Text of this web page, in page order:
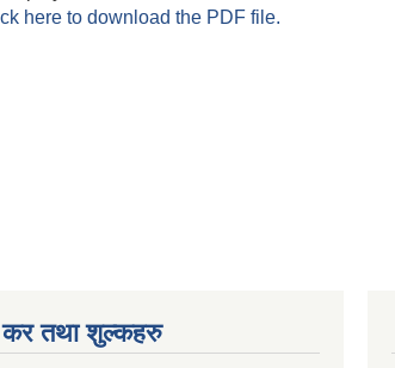
here to download the PDF file.
कर तथा शुल्कहरु